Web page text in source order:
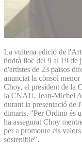
La vuitena edició de
tindrà lloc del 9 al 19 de
d'artistes de 23 països
anunciat la cònsol
Choy, el president de la
la CNAU, Jean-Michel
durant la presentació de
dimarts. "Per Ordino és
ha assegurat Choy
per a promoure els
sostenible".